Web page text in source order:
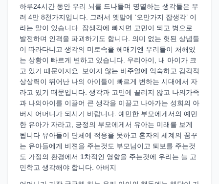
하루24시간 동안 우리 뇌를 드나들며 명멸하는 생각들은 무
려 4만 8천가지입니다. 그래서 옛말에 ‘오만가지 잡생각’ 이
라는 말이 있습니다. 잡생각에 빠지면 고민이 되고 병으로
발전하며 인격을 파괴하기도 합니다. 의미 없는 헛된 상념들
이 따라다니고 생각의 미로속을 헤매기엔 우리들이 처해있
는 상황이 빠르게 변하고 있습니다. 우리아이, 내 아이가 크
고 있기 때문이지요. 보이지 않는 비주얼에 익숙하고 감각적
상상력이 뛰어난 나의 아이들이 빠르게 변하는 시대에서 자
라고 있기 때문입니다. 생각과 고민에 끌리지 않고 나의가족
과 나의아이를 이끌어 큰 생각을 이끌고 나아가는 성희의 아
버지 어머니가 되시기 바랍니다. 예민한 부모에게서의 예민
한 유아가 자라고, 긍정의 부모에게서 유아는 미래를 보게
됩니다 유아들이 단체에 적응을 못하고 혼자의 세계의 꿈꾸
는 유아들에게 비젼을 주는것도 부모님이고 퇴보를 주는것
도 가정의 환경에서 1차적인 영향을 주는것에 우리는 늘 고
민학고 생각해야 합니다. 아버지